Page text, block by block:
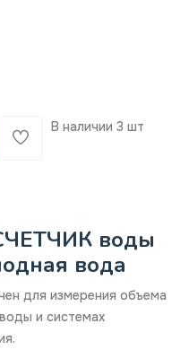
В наличии 3 шт
воды
вода
для измерения объема
и системах